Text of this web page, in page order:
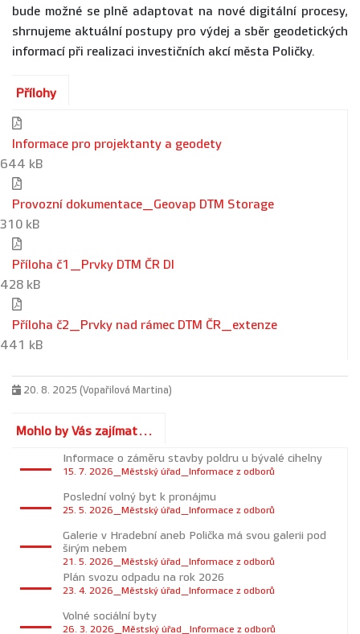
bude možné se plně adaptovat na nové digitální procesy,
shrnujeme aktuální postupy pro výdej a sběr geodetických
informací při realizaci investičních akcí města Poličky.
Přílohy
Informace pro projektanty a geodety
644 kB
Provozní dokumentace_Geovap DTM Storage
310 kB
Příloha č1_Prvky DTM ČR DI
428 kB
Příloha č2_Prvky nad rámec DTM ČR_extenze
441 kB
20. 8. 2025 (Vopařilová Martina)
Mohlo by Vás zajímat...
Informace o záměru stavby poldru u bývalé cihelny
15. 7. 2026_Městský úřad_Informace z odborů
Poslední volný byt k pronájmu
25. 5. 2026_Městský úřad_Informace z odborů
Galerie v Hradební aneb Polička má svou galerii pod
širým nebem
21. 5. 2026_Městský úřad_Informace z odborů
Plán svozu odpadu na rok 2026
23. 4. 2026_Městský úřad_Informace z odborů
Volné sociální byty
26. 3. 2026_Městský úřad_Informace z odborů